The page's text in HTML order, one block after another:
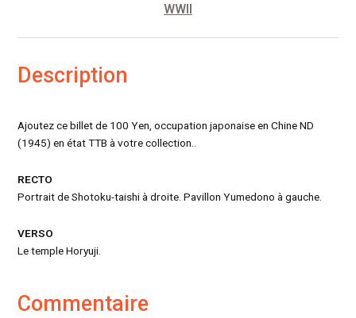
WWII
Description
Ajoutez ce billet de 100 Yen, occupation japonaise en Chine ND
(1945) en état TTB à votre collection..
RECTO
Portrait de Shotoku-taishi à droite. Pavillon Yumedono à gauche.
VERSO
Le temple Horyuji.
Commentaire